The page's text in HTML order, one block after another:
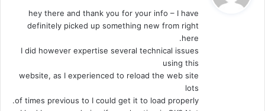
ل
hey there and thank you for your info – I have
definitely picked up something new from right
here.
I did however expertise several technical issues
using this
website, as I experienced to reload the web site
lots
of times previous to I could get it to load properly.